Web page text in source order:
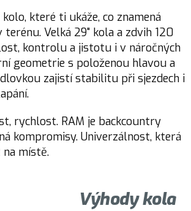
kolo, které ti ukáže, co znamená
terénu. Velká 29" kola a zdvih 120
kontrolu a jistotu i v náročných
geometrie s položenou hlavou a
zajistí stabilitu při sjezdech i
rychlost. RAM je backcountry
kompromisy. Univerzálnost, která
místě.
Výhody kola